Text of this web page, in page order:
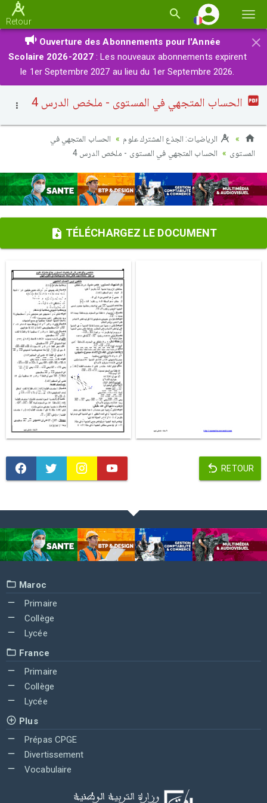
la
Retour
×
Ouverture des Abonnements pour l'Année
Scolaire 2026-2027 : Les nouveaux abonnements expirent
le 1er Septembre 2027 au lieu du 1er Septembre 2026.
الحساب المتجهي في المستوى - ملخص الدرس 4
الرياضيات: الجذع المشترك علوم
الحساب المتجهي في
المستوى
الحساب المتجهي في المستوى - ملخص الدرس 4
TÉLÉCHARGEZ LE DOCUMENT
RETOUR
Maroc
Primaire
Collège
Lycée
France
Primaire
Collège
Lycée
Plus
Prépas CPGE
Divertissement
Vocabulaire